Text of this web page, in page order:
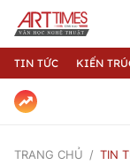
TIN TỨC KIẾN
TRANG CHỦ TIN